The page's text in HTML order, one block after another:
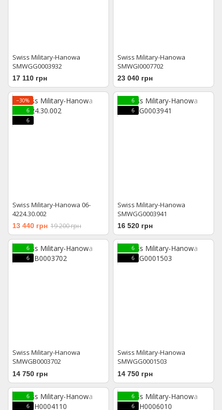
Swiss Military-Hanowa
SMWGG0003932
17 110 грн
Swiss Military-Hanowa
SMWGI0007702
23 040 грн
−30%
6
6
Swiss Military-Hanowa 06-
4224.30.002
13 440 грн 19 200 грн
6
6
Swiss Military-Hanowa
SMWGG0003941
16 520 грн
6
6
Swiss Military-Hanowa
SMWGB0003702
14 750 грн
6
6
Swiss Military-Hanowa
SMWGG0001503
14 750 грн
6
6
6
6